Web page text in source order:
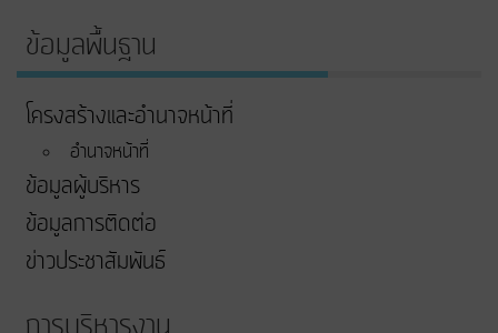
ข้อมูลพื้นฐาน
โครงสร้างและอำนาจหน้าที่
อำนาจหน้าที่
ข้อมูลผู้บริหาร
ข้อมูลการติดต่อ
ข่าวประชาสัมพันธ์